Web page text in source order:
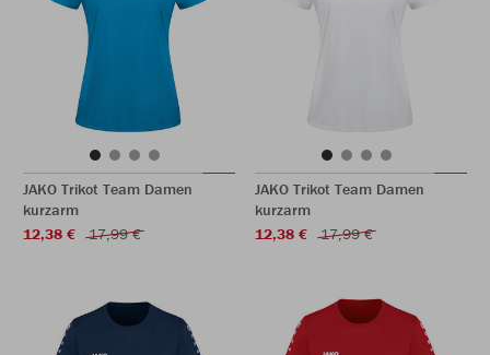
JAKO Trikot Team Damen
kurzarm
12,38 €
17,99 €
JAKO Trikot Team Damen
kurzarm
12,38 €
17,99 €